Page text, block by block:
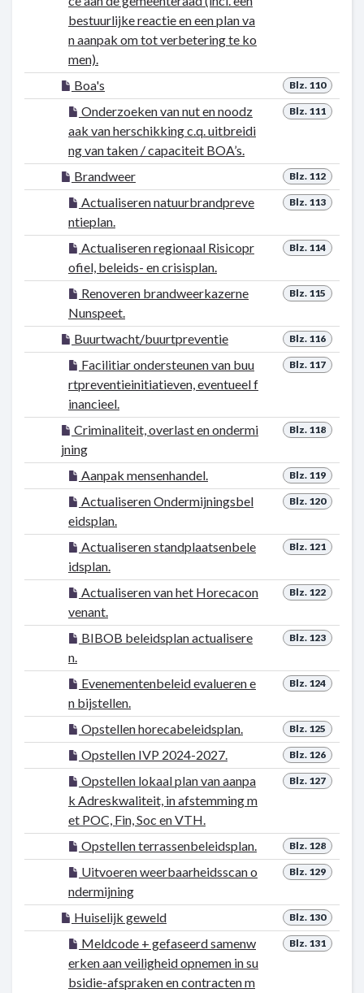
bestuurlijke reactie en een plan va
n aanpak om tot verbetering te ko
men).
Blz. 110
Boa's
Blz. 111
Onderzoeken van nut en noodz
aak van herschikking c.q. uitbreidi
ng van taken / capaciteit BOA’s.
Blz. 112
Brandweer
Blz. 113
Actualiseren natuurbrandpreve
ntieplan.
Blz. 114
Actualiseren regionaal Risicopr
ofiel, beleids- en crisisplan.
Blz. 115
Renoveren brandweerkazerne
Nunspeet.
Blz. 116
Buurtwacht/buurtpreventie
Blz. 117
Facilitiar ondersteunen van buu
rtpreventieinitiatieven, eventueel f
inancieel.
Blz. 118
Criminaliteit, overlast en ondermi
jning
Blz. 119
Aanpak mensenhandel.
Blz. 120
Actualiseren Ondermijningsbel
eidsplan.
Blz. 121
Actualiseren standplaatsenbele
idsplan.
Blz. 122
Actualiseren van het Horecacon
venant.
Blz. 123
BIBOB beleidsplan actualisere
n.
Blz. 124
Evenementenbeleid evalueren e
n bijstellen.
Blz. 125
Opstellen horecabeleidsplan.
Blz. 126
Opstellen IVP 2024-2027.
Blz. 127
Opstellen lokaal plan van aanpa
k Adreskwaliteit, in afstemming m
et POC, Fin, Soc en VTH.
Blz. 128
Opstellen terrassenbeleidsplan.
Blz. 129
Uitvoeren weerbaarheidsscan o
ndermijning
Blz. 130
Huiselijk geweld
Blz. 131
Meldcode + gefaseerd samenw
erken aan veiligheid opnemen in su
bsidie-afspraken en contracten m